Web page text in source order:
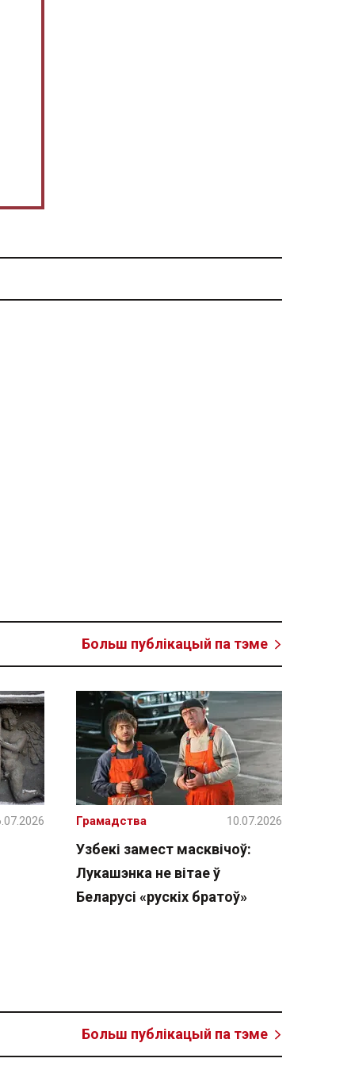
Больш публікацый па тэме
Узбекі замест масквічоў:
Лукашэнка не вітае ў
Беларусі «рускіх братоў»
Грамадства 10.07.2026
Больш публікацый па тэме